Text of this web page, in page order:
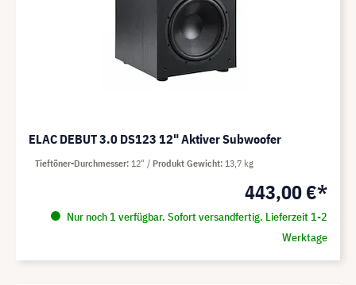
ELAC DEBUT 3.0 DS123 12" Aktiver Subwoofer
443,00 €*
Nur noch 1 verfügbar. Sofort versandfertig. Lieferzeit 1-2
Werktage
Tieftöner-Durchmesser 12" Produkt Gewicht 13,7 kg